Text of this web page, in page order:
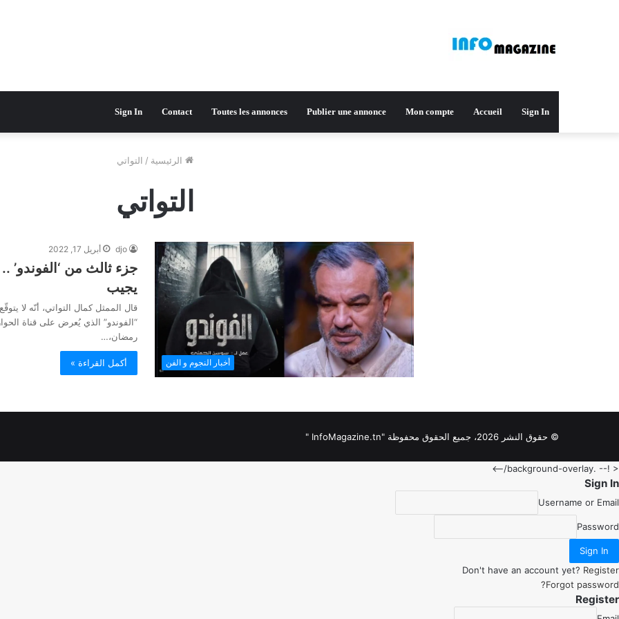
Sign In
Accueil
Mon compte
Publier une annonce
Toutes les annonces
Contact
Sign In
الرئيسية / التواتي
التواتي
أخبار النجوم و الفن
djo أبريل 17, 2022
جزء ثالث من ‘الفوندو’
يجيب
قال الممثل كمال التواتي، أنّه لا
“الفوندو” الذي يُعرض على قناة
رمضان،…
أكمل القراءة »
© حقوق النشر 2026، جميع الحقوق محفوظة "InfoMagazine.tn "
< !-- .background-overlay/-->
Sign In
Username or Email
Password
Sign In
Don't have an account yet? Register
Forgot password?
Register